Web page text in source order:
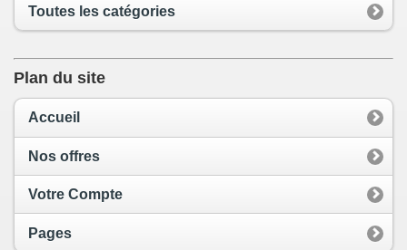
Toutes les catégories
Plan du site
Accueil
Nos offres
Votre Compte
Pages